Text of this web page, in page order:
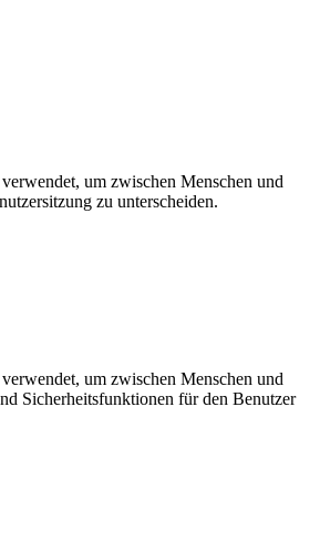
um zwischen Menschen und
zu unterscheiden.
um zwischen Menschen und
Sicherheitsfunktionen für den Benutzer